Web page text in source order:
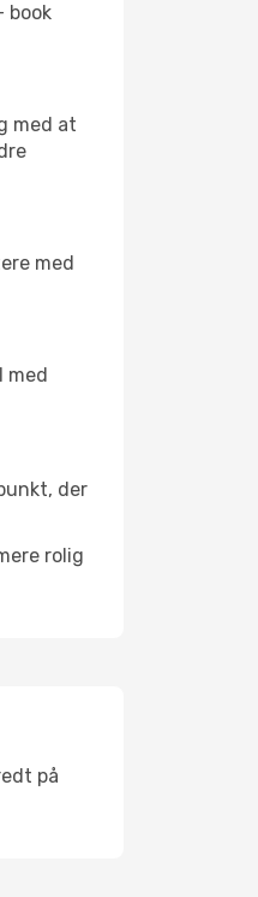
book
med at
med
med
der
rolig
på